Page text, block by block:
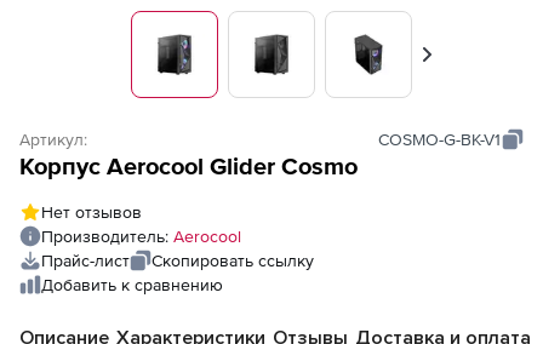
Вперед
Артикул: COSMO-G-BK-V1
Корпус Aerocool Glider Cosmo
Нет отзывов
Производитель: Aerocool
Прайс-лист
Скопировать ссылку
Добавить к сравнению
Описание Характеристики Отзывы Доставка и оплата